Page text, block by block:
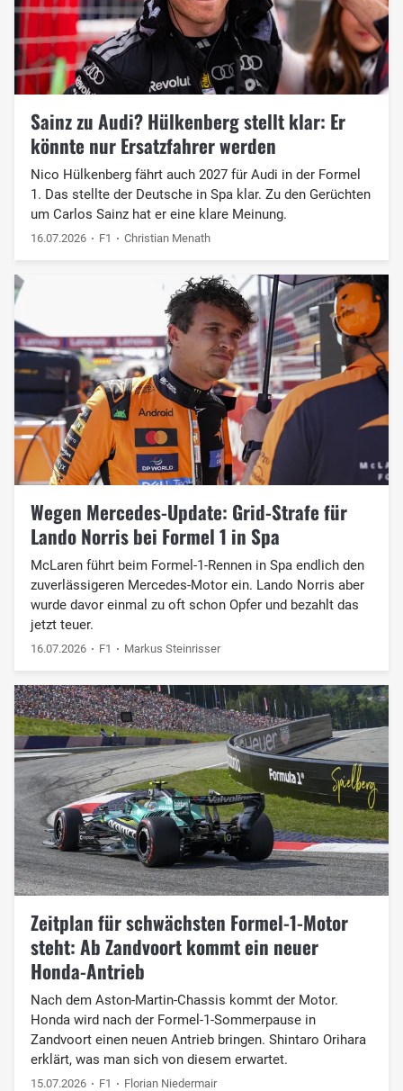
Sainz zu Audi? Hülkenberg stellt klar: Er
könnte nur Ersatzfahrer werden
Nico Hülkenberg fährt auch 2027 für Audi in der Formel
1. Das stellte der Deutsche in Spa klar. Zu den Gerüchten
um Carlos Sainz hat er eine klare Meinung.
16.07.2026 F1 Christian Menath
Wegen Mercedes-Update: Grid-Strafe für
Lando Norris bei Formel 1 in Spa
McLaren führt beim Formel-1-Rennen in Spa endlich den
zuverlässigeren Mercedes-Motor ein. Lando Norris aber
wurde davor einmal zu oft schon Opfer und bezahlt das
jetzt teuer.
16.07.2026 F1 Markus Steinrisser
Zeitplan für schwächsten Formel-1-Motor
steht: Ab Zandvoort kommt ein neuer
Honda-Antrieb
Nach dem Aston-Martin-Chassis kommt der Motor.
Honda wird nach der Formel-1-Sommerpause in
Zandvoort einen neuen Antrieb bringen. Shintaro Orihara
erklärt, was man sich von diesem erwartet.
15.07.2026 F1 Florian Niedermair